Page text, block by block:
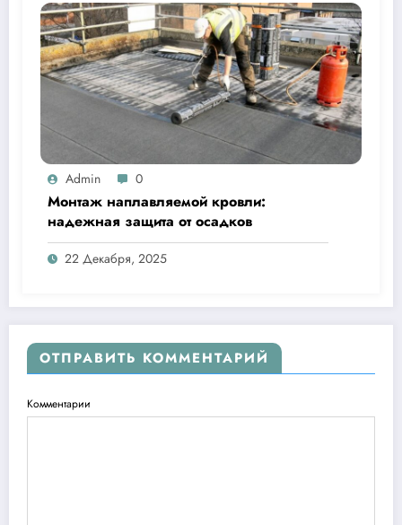
Admin 0
Монтаж наплавляемой кровли:
надежная защита от осадков
22 Декабря, 2025
ОТПРАВИТЬ КОММЕНТАРИЙ
Комментарии